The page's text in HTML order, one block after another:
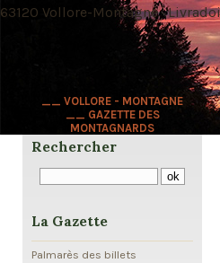
__ VOLLORE - MONTAGNE
__ GAZETTE DES
MONTAGNARDS
63120 Vollore-Montagne ·
Rechercher
La Gazette
Palmarès des billets